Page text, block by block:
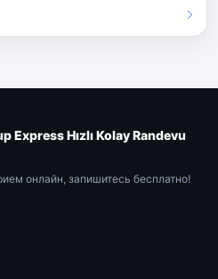
Express Hızlı Kolay Randevu
онлайн, запишитесь бесплатно!